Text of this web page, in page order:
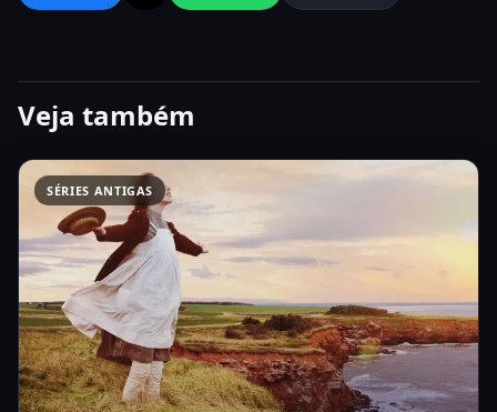
Veja também
SÉRIES ANTIGAS